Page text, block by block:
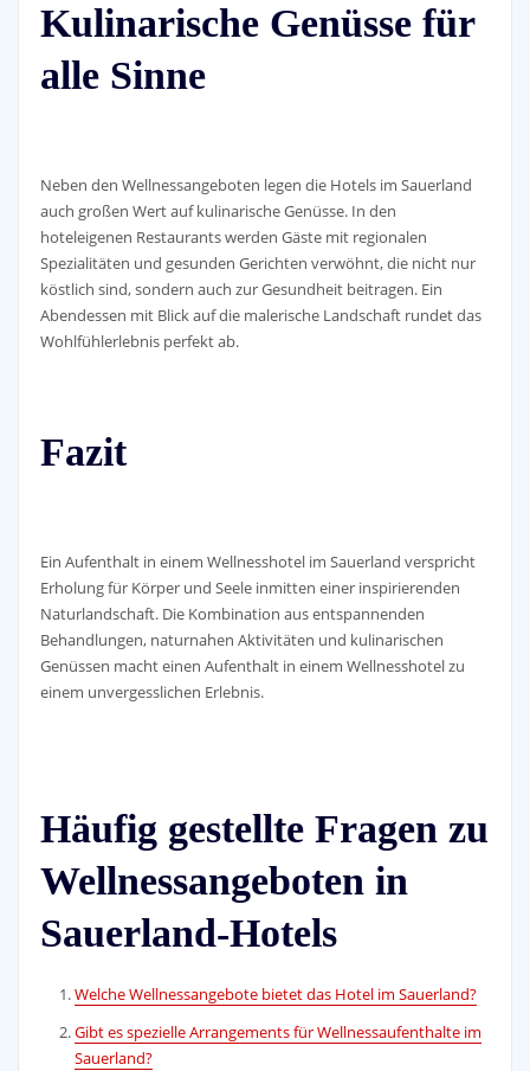
Kulinarische Genüsse für
alle Sinne
Neben den Wellnessangeboten legen die Hotels im Sauerland
auch großen Wert auf kulinarische Genüsse. In den
hoteleigenen Restaurants werden Gäste mit regionalen
Spezialitäten und gesunden Gerichten verwöhnt, die nicht nur
köstlich sind, sondern auch zur Gesundheit beitragen. Ein
Abendessen mit Blick auf die malerische Landschaft rundet das
Wohlfühlerlebnis perfekt ab.
Fazit
Ein Aufenthalt in einem Wellnesshotel im Sauerland verspricht
Erholung für Körper und Seele inmitten einer inspirierenden
Naturlandschaft. Die Kombination aus entspannenden
Behandlungen, naturnahen Aktivitäten und kulinarischen
Genüssen macht einen Aufenthalt in einem Wellnesshotel zu
einem unvergesslichen Erlebnis.
Häufig gestellte Fragen zu
Wellnessangeboten in
Sauerland-Hotels
Welche Wellnessangebote bietet das Hotel im Sauerland?
Gibt es spezielle Arrangements für Wellnessaufenthalte im
Sauerland?